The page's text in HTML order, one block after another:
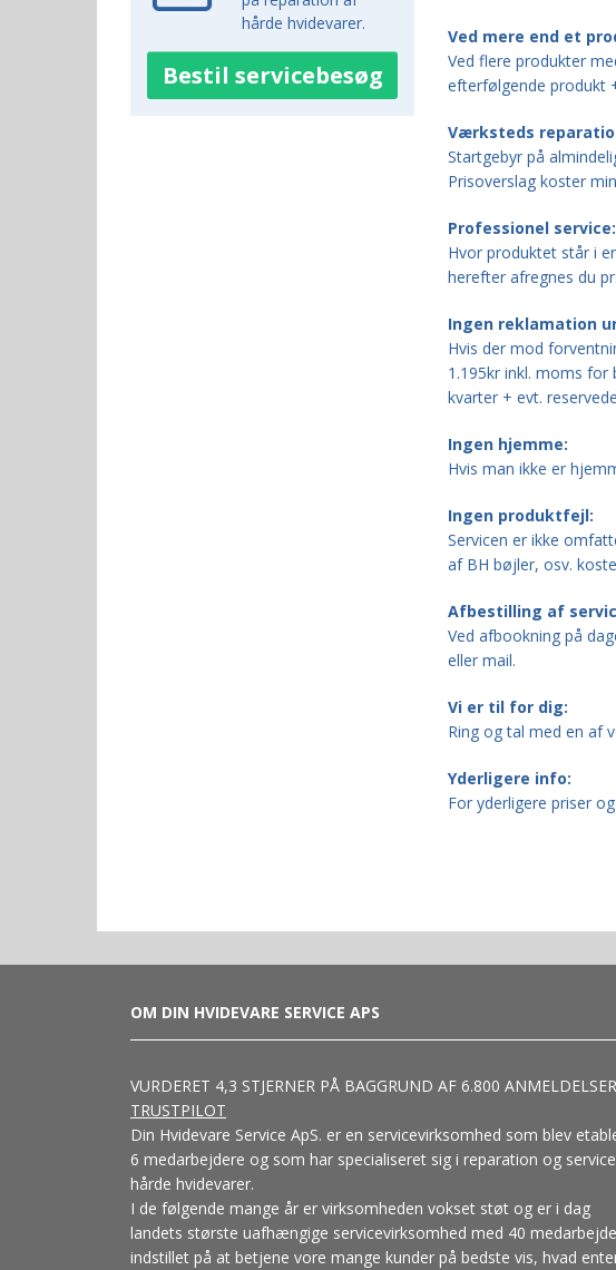
hårde hvidevarer.
Bestil servicebesøg
Ved mere end et
Ved flere produkter
efterfølgende produkt
Værksteds
Startgebyr på
Prisoverslag koster
Professionel service:
Hvor produktet står i
herefter afregnes du
Ingen reklamation
Hvis der mod
1.195kr inkl. moms
kvarter + evt.
Ingen hjemme:
Hvis man ikke er
Ingen produktfejl:
Servicen er ikke
af BH bøjler, osv.
Afbestilling af
Ved afbookning på
eller mail.
Vi er til for dig:
Ring og tal med en af
Yderligere info:
For yderligere priser
OM DIN HVIDEVARE SERVICE APS
VURDERET 4,3 STJERNER PÅ BAGGRUND AF 6.800
TRUSTPILOT
Din Hvidevare Service ApS. er en servicevirksomhed som blev
6 medarbejdere og som har specialiseret sig i reparation og
hårde hvidevarer.
I de følgende mange år er virksomheden vokset støt og er i dag
landets største uafhængige servicevirksomhed med 40
indstillet på at betjene vore mange kunder på bedste vis, hvad